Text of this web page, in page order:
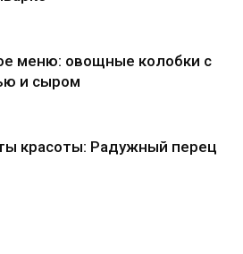
меню: овощные колобки с
и сыром
красоты: Радужный перец